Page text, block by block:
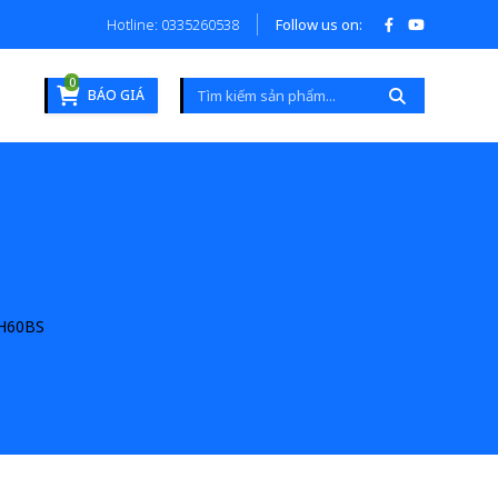
Hotline: 0335260538 Follow us on:
0
BÁO GIÁ